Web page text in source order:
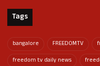
Tags
bangalore FREEDOMTV
freedom tv daily news